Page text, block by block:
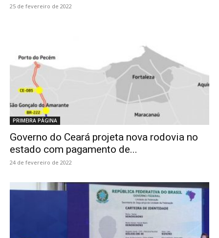
25 de fevereiro de 2022
PRIMEIRA PÁGINA
Governo do Ceará projeta nova rodovia no
estado com pagamento de...
24 de fevereiro de 2022